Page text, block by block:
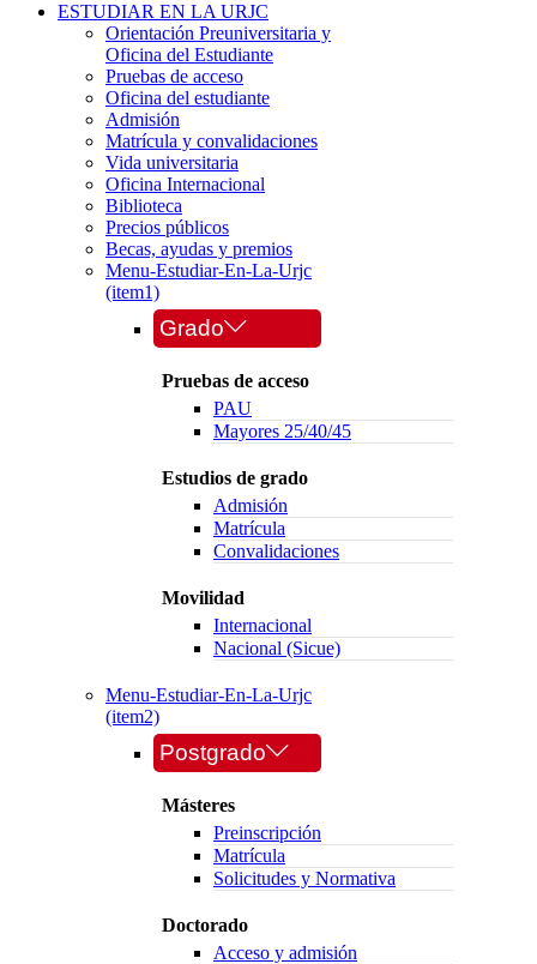
ESTUDIAR EN LA URJC
Orientación Preuniversitaria y
Oficina del Estudiante
Pruebas de acceso
Oficina del estudiante
Admisión
Matrícula y convalidaciones
Vida universitaria
Oficina Internacional
Biblioteca
Precios públicos
Becas, ayudas y premios
Menu-Estudiar-En-La-Urjc
(item1)
Grado
Pruebas de acceso
PAU
Mayores 25/40/45
Estudios de grado
Admisión
Matrícula
Convalidaciones
Movilidad
Internacional
Nacional (Sicue)
Menu-Estudiar-En-La-Urjc
(item2)
Postgrado
Másteres
Preinscripción
Matrícula
Solicitudes y Normativa
Doctorado
Acceso y admisión